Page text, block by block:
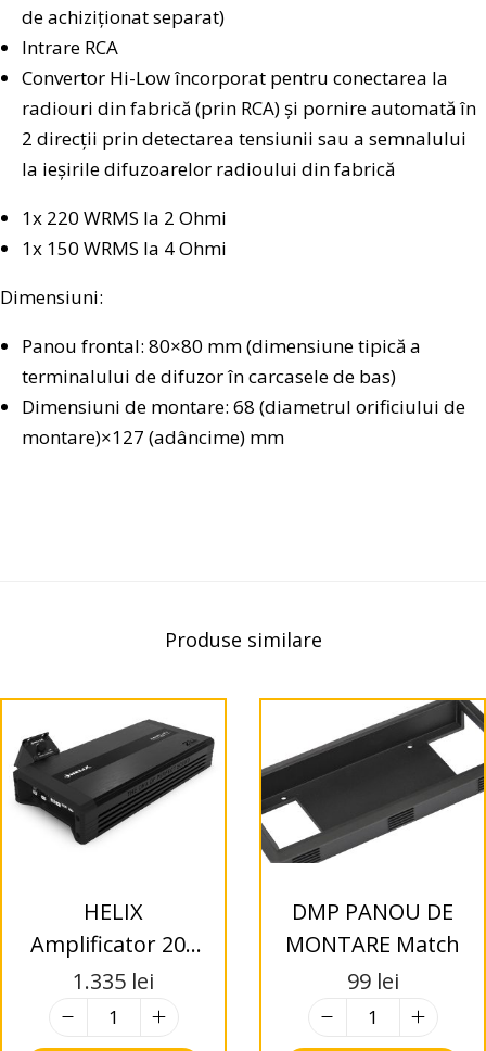
de achiziționat separat)
Intrare RCA
Convertor Hi-Low încorporat pentru conectarea la
radiouri din fabrică (prin RCA) și pornire automată în
2 direcții prin detectarea tensiunii sau a semnalului
la ieșirile difuzoarelor radioului din fabrică
1x 220 WRMS la 2 Ohmi
1x 150 WRMS la 4 Ohmi
Dimensiuni:
Panou frontal: 80×80 mm (dimensiune tipică a
terminalului de difuzor în carcasele de bas)
Dimensiuni de montare: 68 (diametrul orificiului de
montare)×127 (adâncime) mm
Produse similare
HELIX
Amplificator 201
X-OVER
1.335 lei
DMP PANOU DE
MONTARE Match
99 lei